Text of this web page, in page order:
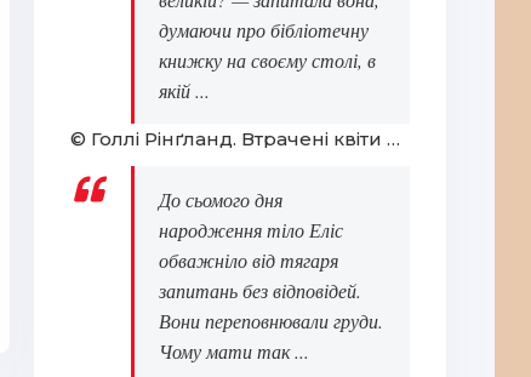
думаючи про бібліотечну
книжку на своєму столі, в
якій ...
© Голлі Рінґланд. Втрачені квіти Еліс Гарт
До сьомого дня
народження тіло Еліс
обважніло від тягаря
запитань без відповідей.
Вони переповнювали груди.
Чому мати так ...